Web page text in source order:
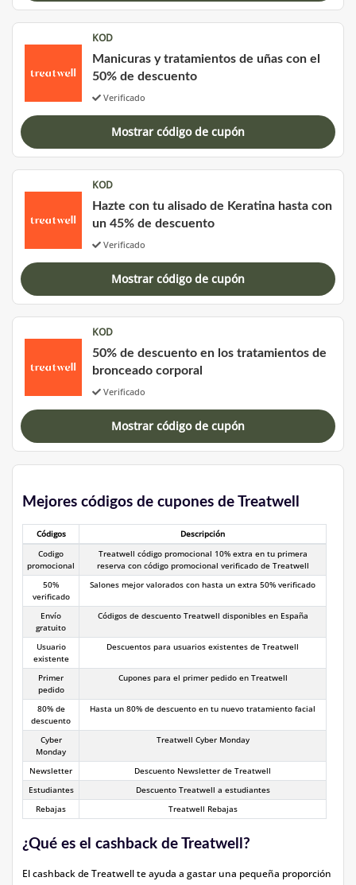
KOD
Manicuras y tratamientos de uñas con el
50% de descuento
Verificado
Mostrar código de cupón
KOD
Hazte con tu alisado de Keratina hasta con
un 45% de descuento
Verificado
Mostrar código de cupón
KOD
50% de descuento en los tratamientos de
bronceado corporal
Verificado
Mostrar código de cupón
Mejores códigos de cupones de Treatwell
Códigos
Descripción
Codigo
promocional
Treatwell código promocional 10% extra en tu primera
reserva con código promocional verificado de Treatwell
50%
verificado
Salones mejor valorados con hasta un extra 50% verificado
Envío
gratuito
Códigos de descuento Treatwell disponibles en España
Usuario
existente
Descuentos para usuarios existentes de Treatwell
Primer
pedido
Cupones para el primer pedido en Treatwell
80% de
descuento
Hasta un 80% de descuento en tu nuevo tratamiento facial
Cyber
Monday
Treatwell Cyber Monday
Newsletter
Descuento Newsletter de Treatwell
Estudiantes
Descuento Treatwell a estudiantes
Rebajas
Treatwell Rebajas
¿Qué es el cashback de Treatwell?
El cashback de Treatwell te ayuda a gastar una pequeña proporción